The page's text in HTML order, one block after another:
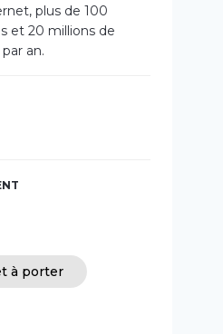
plus de 100
et 20 millions de
an.
à porter